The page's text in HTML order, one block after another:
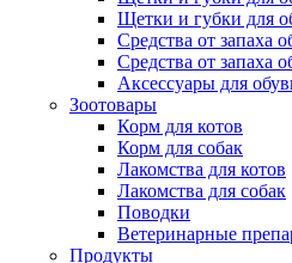
Щетки и губки для
Средства от запаха
Средства от запаха
Аксессуары для
Зоотовары
Корм для котов
Корм для собак
Лакомства для котов
Лакомства для собак
Поводки
Ветеринарные
Продукты